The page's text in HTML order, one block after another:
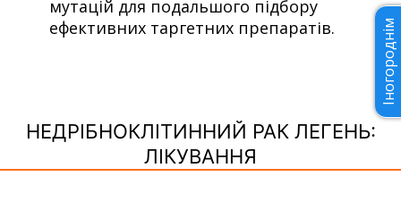
мутацій для подальшого підбору
ефективних таргетних препаратів.
НЕДРІБНОКЛІТИННИЙ РАК ЛЕГЕНЬ:
ЛІКУВАННЯ
Іногороднім